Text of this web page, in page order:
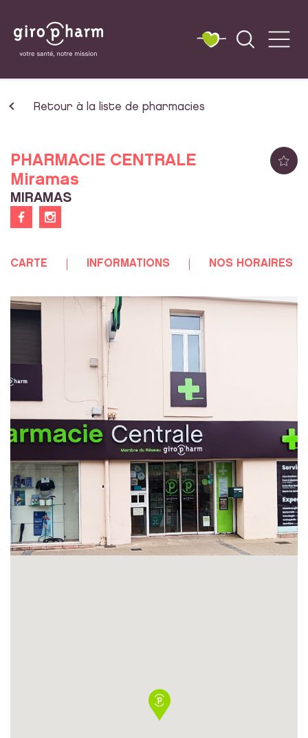
Retour à la liste de pharmacies
PHARMACIE CENTRALE
Miramas
MIRAMAS
CARTE INFORMATIONS NOS HORAIRES